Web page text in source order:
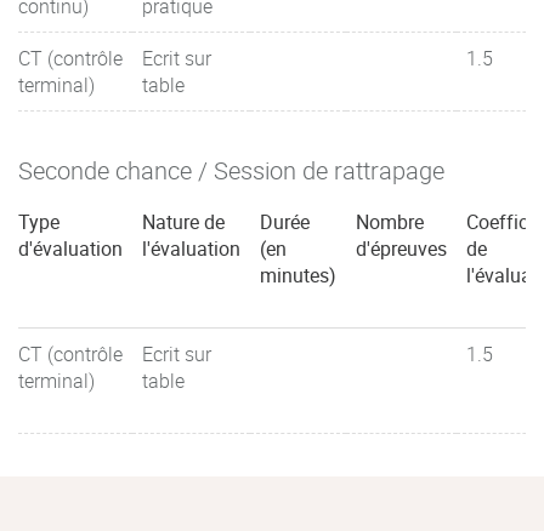
continu)
pratique
CT (contrôle
terminal)
Ecrit sur
table
1.5
Seconde chance / Session de rattrapage
Type
d'évaluation
Nature de
l'évaluation
Durée
(en
minutes)
Nombre
d'épreuves
de
CT (contrôle
terminal)
Ecrit sur
table
1.5